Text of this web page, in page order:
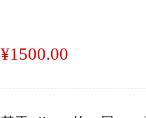
¥1500.00